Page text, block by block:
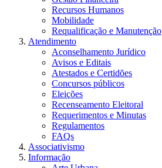
Recursos Humanos
Mobilidade
Requalificação e Manutenção
Atendimento
Aconselhamento Jurídico
Avisos e Editais
Atestados e Certidões
Concursos públicos
Eleições
Recenseamento Eleitoral
Requerimentos e Minutas
Regulamentos
FAQs
Associativismo
Informação